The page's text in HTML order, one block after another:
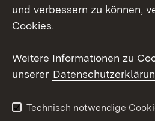
und verbessern zu können,
Cookies.
Weitere Informationen zu
unserer
Technisch notwendige